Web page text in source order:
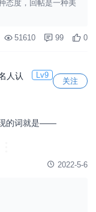
态度，回帖是一种美
51610 99 0
Lv9
关注
现的词就是——
2022-5-6